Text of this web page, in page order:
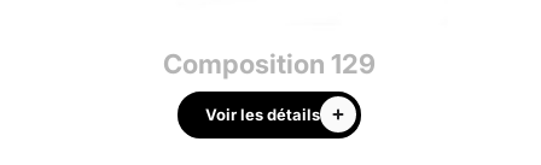
Composition 129
Voir les détails